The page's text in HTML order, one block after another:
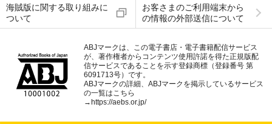
海賊版に関する取り組みに
ついて
お客さまのご利用端末から
の情報の外部送信について
ABJマークは、この電子書店・電子書籍配信サービス
が、著作権者からコンテンツ使用許諾を得た正規版配
信サービスであることを示す登録商標（登録番号 第
6091713号）です。
ABJマークの詳細、ABJマークを掲示しているサービス
の一覧はこちら
→ https://aebs.or.jp/